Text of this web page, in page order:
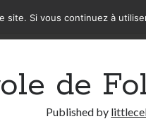
de
Published by
Si vous continuez à